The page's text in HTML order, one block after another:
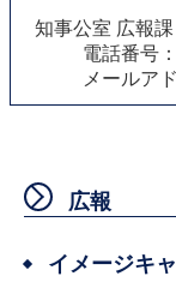
知事公室 広報課
電話番号
メールア
広報
イメージキ